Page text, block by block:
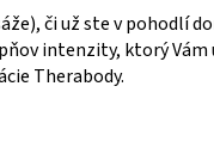
či už ste v pohodlí
intenzity, ktorý
Therabody.